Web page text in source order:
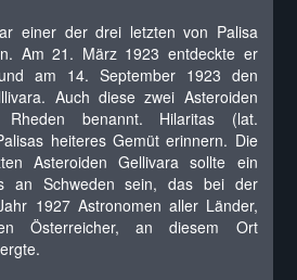
einer der drei letzten von Palisa
Am 21. März 1923 entdeckte er
am 14. September 1923 den
Auch diese zwei Asteroiden
benannt. Hilaritas (lat.
heiteres Gemüt erinnern. Die
Asteroiden Gellivara sollte ein
an Schweden sein, das bei der
1927 Astronomen aller Länder,
Österreicher, an diesem Ort